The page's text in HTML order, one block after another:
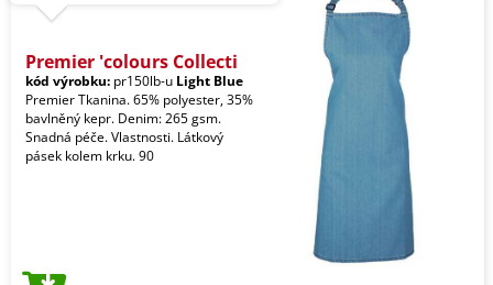
Premier 'colours Collecti
kód výrobku: pr150lb-u Light Blue
Premier Tkanina. 65% polyester, 35%
bavlněný kepr. Denim: 265 gsm.
Snadná péče. Vlastnosti. Látkový
pásek kolem krku. 90